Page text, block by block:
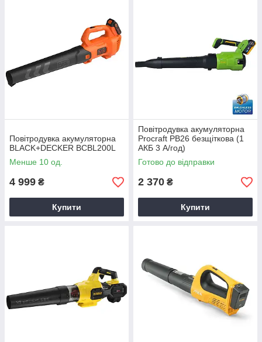
Повітродувка акумуляторна
BLACK+DECKER BCBL200L
Менше 10 од.
4 999 ₴
Купити
Повітродувка акумуляторна
Procraft PB26 безщіткова (1
АКБ 3 А/год)
Готово до відправки
2 370 ₴
Купити